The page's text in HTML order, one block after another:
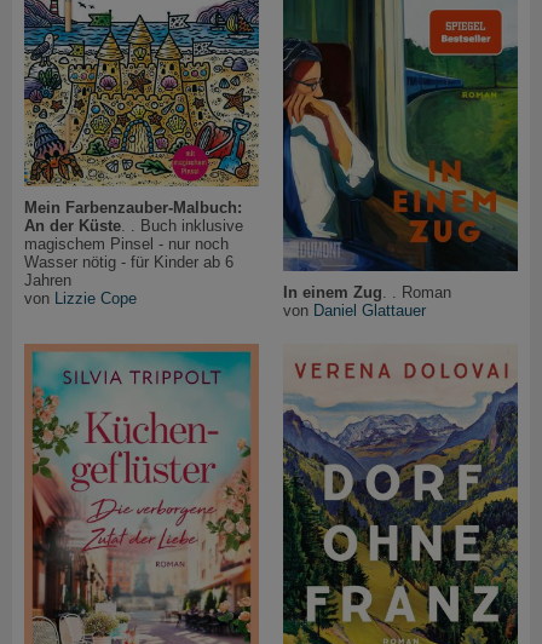
Mein Farbenzauber-Malbuch:
An der Küste . . Buch inklusive
magischem Pinsel - nur noch
Wasser nötig - für Kinder ab 6
Jahren
von Lizzie Cope In einem Zug. . Roman
von Daniel Glattauer